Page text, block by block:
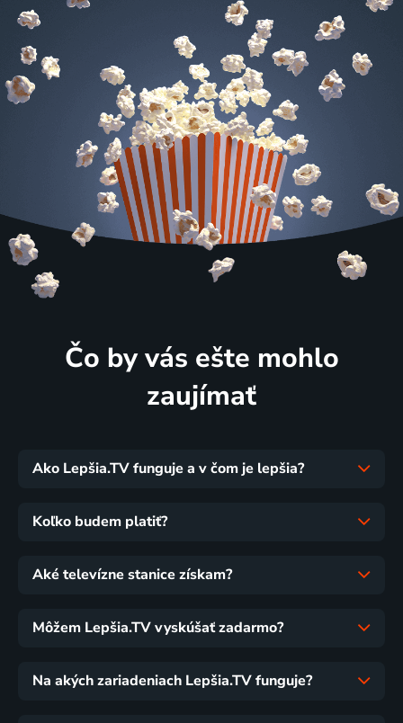
Čo by vás ešte mohlo
zaujímať
Ako Lepšia.TV funguje a v čom je lepšia?
Koľko budem platiť?
Aké televízne stanice získam?
Môžem Lepšia.TV vyskúšať zadarmo?
Na akých zariadeniach Lepšia.TV funguje?